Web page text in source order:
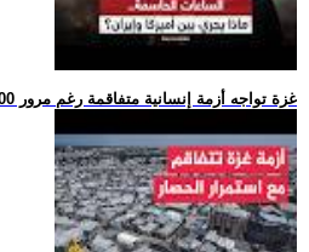
.. غزة تواجه أزمة إنسانية متفاقمة رغم مرور 300 يوم على اتفاق وق